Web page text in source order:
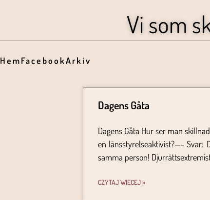
Vi som
HemFacebookArkiv
Dagens Gåta
Dagens Gåta Hur ser man
en länsstyrelseaktivist?—- Svar:
samma person!
CZYTAJ WIĘCEJ »